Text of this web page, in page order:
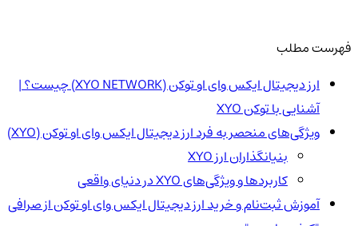
فهرست مطلب
ارز دیجیتال ایکس وای او توکن (XYO NETWORK) چیست؟ |
آشنایی با توکن XYO
ویژگی‌های منحصر به فرد ارز دیجیتال ایکس وای او توکن (XYO)
بنیانگذاران ارز XYO
کاربردها و ویژگی‌های XYO در دنیای واقعی
آموزش ثبت‌نام و خرید ارز دیجیتال ایکس وای او توکن از صرافی